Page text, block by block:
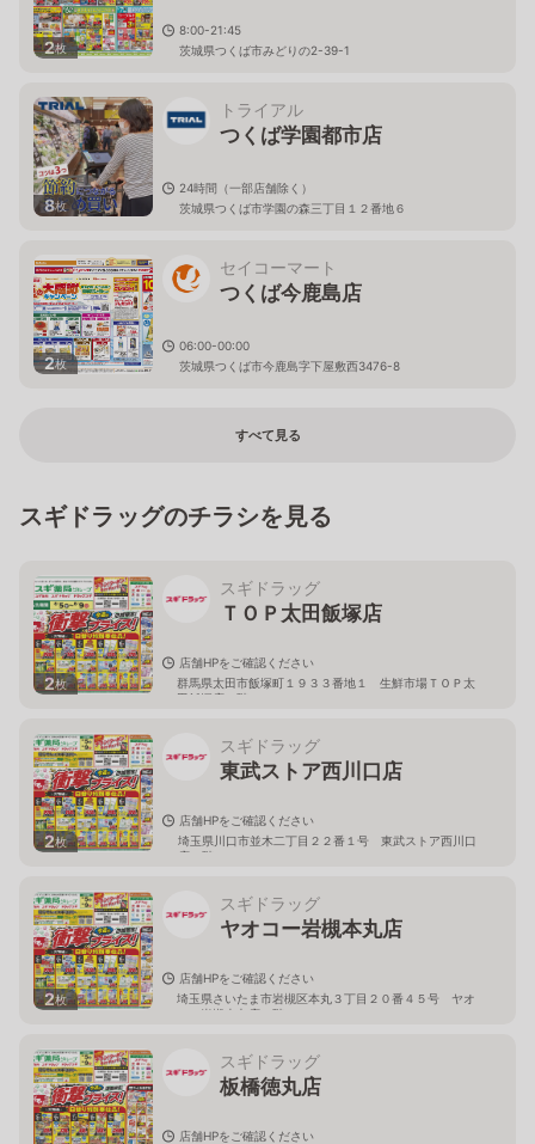
2枚
8:00-21:45
茨城県つくば市みどりの2-39-1
8枚
トライアル
つくば学園都市店
24時間（一部店舗除く）
茨城県つくば市学園の森三丁目１２番地６
2枚
セイコーマート
つくば今鹿島店
06:00-00:00
茨城県つくば市今鹿島字下屋敷西3476-8
すべて見る
スギドラッグのチラシを見る
2枚
スギドラッグ
ＴＯＰ太田飯塚店
店舗HPをご確認ください
群馬県太田市飯塚町１９３３番地１ 生鮮市場ＴＯＰ太
田飯塚店１階
2枚
スギドラッグ
東武ストア西川口店
店舗HPをご確認ください
埼玉県川口市並木二丁目２２番１号 東武ストア西川口
店２階
2枚
スギドラッグ
ヤオコー岩槻本丸店
店舗HPをご確認ください
埼玉県さいたま市岩槻区本丸３丁目２０番４５号 ヤオ
コー岩槻本丸店２階
スギドラッグ
板橋徳丸店
店舗HPをご確認ください